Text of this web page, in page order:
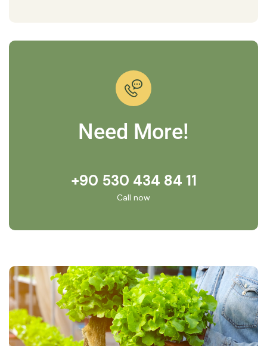
Need More!
+90 530 434 84 11
Call now